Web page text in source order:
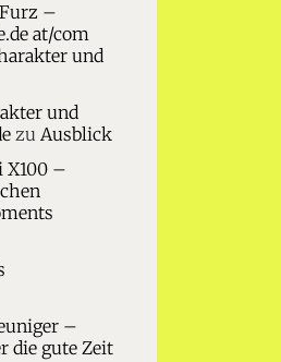
–
at/com
und
und
zu Ausblick
X100 –
–
die gute Zeit